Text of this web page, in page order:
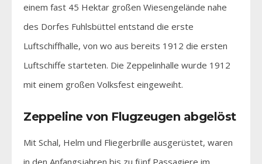
einem fast 45 Hektar großen Wiesengelände nahe
des Dorfes Fuhlsbüttel entstand die erste
Luftschiffhalle, von wo aus bereits 1912 die ersten
Luftschiffe starteten. Die Zeppelinhalle wurde 1912
mit einem großen Volksfest eingeweiht.
Zeppeline von Flugzeugen abgelöst
Mit Schal, Helm und Fliegerbrille ausgerüstet, waren
in den Anfangsjahren bis zu fünf Passagiere im